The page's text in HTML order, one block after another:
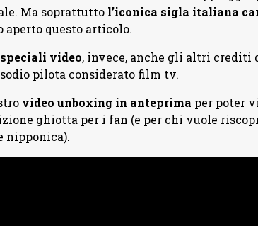
Ma soprattutto l’iconica sigla italiana
aperto questo articolo.
video, invece, anche gli altri crediti
pilota considerato film tv.
video unboxing in anteprima per poter
ghiotta per i fan (e per chi vuole
nipponica).